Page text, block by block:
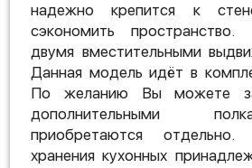
надежно крепится к
сэкономить
двумя вместительными
Данная модель идёт в
По желанию Вы можете
дополнительными
приобретаются
хранения кухонных